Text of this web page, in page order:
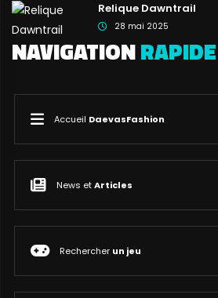
Relique Dawntrail
28 mai 2025
NAVIGATIONRAPIDE
Accueil DaevasFashion
News etArticles
Rechercher un jeu